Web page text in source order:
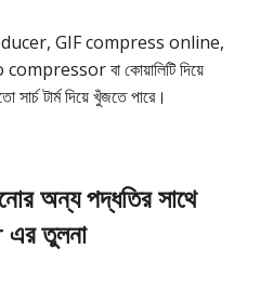
GIF compress online,
বা কোয়ালিটি দিয়ে
টার্ম দিয়ে খুঁজতে পারে।
অন্য পদ্ধতির সাথে
তুলনা